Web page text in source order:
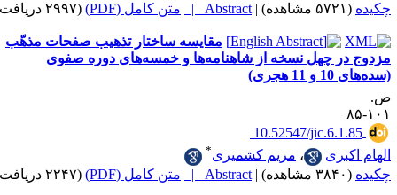
|
Abstract | متن کامل (PDF) (۲۹۹۷ دریافت)
مقایسه ساختار تذهیب صفحات مذهّب
چهل نسخه از شاهنامه‌ها و خمسه‌های دوره صفوی
10.52547/
،مریم کشمیری *
|
Abstract | متن کامل (PDF) (۲۲۴۷ دریافت)